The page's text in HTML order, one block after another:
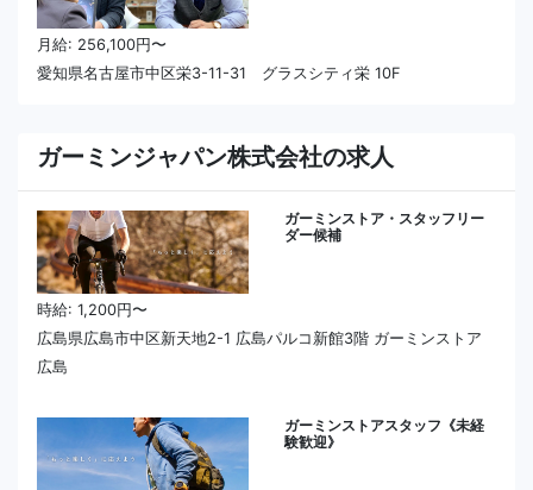
月給: 256,100円〜
愛知県名古屋市中区栄3-11-31 グラスシティ栄 10F
ガーミンジャパン株式会社の求人
ガーミンストア・スタッフリー
ダー候補
時給: 1,200円〜
広島県広島市中区新天地2-1 広島パルコ新館3階 ガーミンストア
広島
ガーミンストアスタッフ《未経
験歓迎》